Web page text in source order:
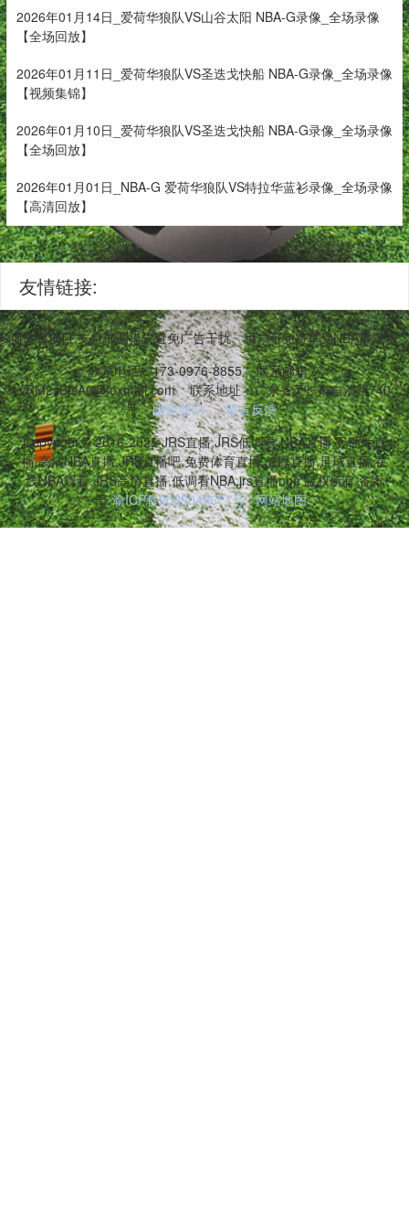
2026年01月14日_爱荷华狼队VS山谷太阳 NBA-G录像_全场录像
【全场回放】
2026年01月11日_爱荷华狼队VS圣迭戈快船 NBA-G录像_全场录像
【视频集锦】
2026年01月10日_爱荷华狼队VS圣迭戈快船 NBA-G录像_全场录像
【全场回放】
2026年01月01日_NBA-G 爱荷华狼队VS特拉华蓝衫录像_全场录像
【高清回放】
友情链接:
体育项目,支持低调模式避免广告干扰。用户可免费享受NBA常规
联系电话：173-0976-8855
联系邮箱：
vRM2sBtsA0@foxmail.com
联系地址：广东省天长市自清路740
号
联系我们
留言反馈
Copyright © 2016-2025 JRS直播,JRS低调看,NBA直播,无插件直
播,高清NBA直播,JRS直播吧,免费体育直播,篮球直播,足球直播,在
线NBA观看,JRS高清直播,低调看NBA,jrs直播nba 版权所有 备案
号:渝ICP备2025049671号 网站地图